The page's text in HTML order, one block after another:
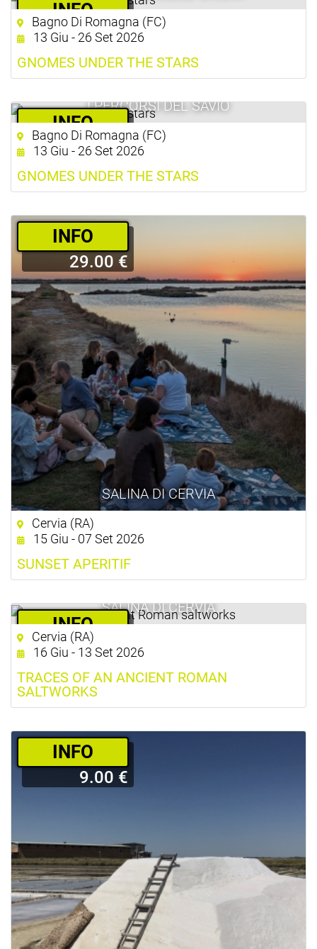
­INFO
10.00 €
Bagno Di Romagna (FC)
13 Giu - 26 Set 2026
GNOMES UNDER THE STARS
I PERCORSI DEL SAVIO
­INFO
10.00 €
Bagno Di Romagna (FC)
13 Giu - 26 Set 2026
GNOMES UNDER THE STARS
SALINA DI CERVIA
­INFO
29.00 €
Cervia (RA)
15 Giu - 07 Set 2026
SUNSET APERITIF
SALINA DI CERVIA
­INFO
9.00 €
Cervia (RA)
16 Giu - 13 Set 2026
TRACES OF AN ANCIENT ROMAN
SALTWORKS
­INFO
9.00 €